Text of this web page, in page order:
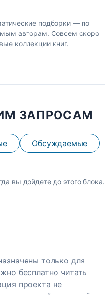
подборки — по
авторам. Совсем скоро
коллекции книг.
ЗАПРОСАМ
Обсуждаемые
вы дойдете до этого блока.
только для
бесплатно читать
проекта не